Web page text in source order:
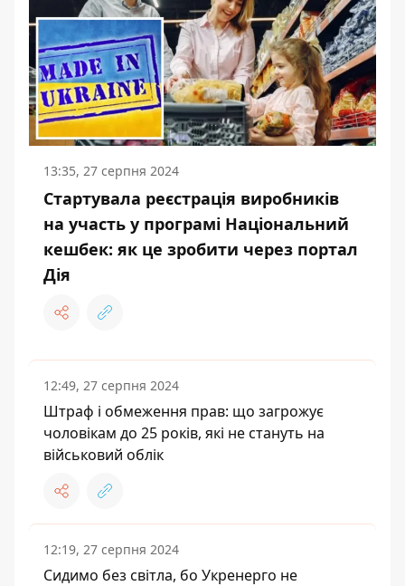
13:35, 27 серпня 2024
Стартувала реєстрація виробників
на участь у програмі Національний
кешбек: як це зробити через портал
Дія
12:49, 27 серпня 2024
Штраф і обмеження прав: що загрожує
чоловікам до 25 років, які не стануть на
військовий облік
12:19, 27 серпня 2024
Сидимо без світла, бо Укренерго не